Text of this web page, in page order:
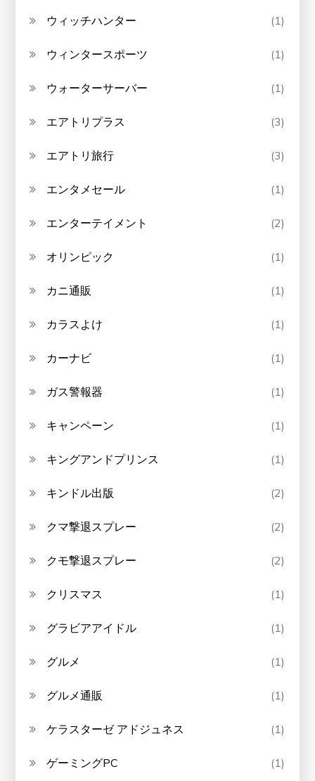
ウィッチハンター (1)
ウィンタースポーツ (1)
ウォーターサーバー (1)
エアトリプラス (3)
エアトリ旅行 (3)
エンタメセール (1)
エンターテイメント (2)
オリンピック (1)
カニ通販 (1)
カラスよけ (1)
カーナビ (1)
ガス警報器 (1)
キャンペーン (1)
キングアンドプリンス (1)
キンドル出版 (2)
クマ撃退スプレー (2)
クモ撃退スプレー (2)
クリスマス (1)
グラビアアイドル (1)
グルメ (1)
グルメ通販 (1)
ケラスターゼ アドジュネス (1)
ゲーミングPC (1)